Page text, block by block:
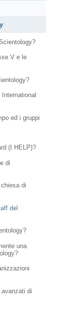
V e le
ed i gruppi
(I HELP)?
di
di
del
una
di